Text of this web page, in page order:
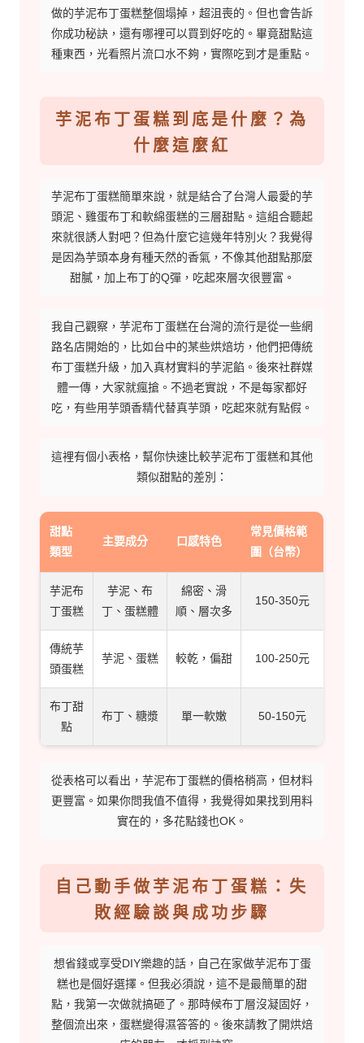
做的芋泥布丁蛋糕整個塌掉，超沮喪的。但也會告訴
你成功秘訣，還有哪裡可以買到好吃的。畢竟甜點這
種東西，光看照片流口水不夠，實際吃到才是重點。
芋泥布丁蛋糕到底是什麼？為
什麼這麼紅
芋泥布丁蛋糕簡單來說，就是結合了台灣人最愛的芋
頭泥、雞蛋布丁和軟綿蛋糕的三層甜點。這組合聽起
來就很誘人對吧？但為什麼它這幾年特別火？我覺得
是因為芋頭本身有種天然的香氣，不像其他甜點那麼
甜膩，加上布丁的Q彈，吃起來層次很豐富。
我自己觀察，芋泥布丁蛋糕在台灣的流行是從一些網
路名店開始的，比如台中的某些烘焙坊，他們把傳統
布丁蛋糕升級，加入真材實料的芋泥餡。後來社群媒
體一傳，大家就瘋搶。不過老實說，不是每家都好
吃，有些用芋頭香精代替真芋頭，吃起來就有點假。
這裡有個小表格，幫你快速比較芋泥布丁蛋糕和其他
類似甜點的差別：
甜點
類型
主要成分 口感特色
常見價格範
圍（台幣）
芋泥布
丁蛋糕
芋泥、布
丁、蛋糕體
綿密、滑
順、層次多
150-350元
傳統芋
頭蛋糕
芋泥、蛋糕 較乾，偏甜 100-250元
布丁甜
點
布丁、糖漿 單一軟嫩 50-150元
從表格可以看出，芋泥布丁蛋糕的價格稍高，但材料
更豐富。如果你問我值不值得，我覺得如果找到用料
實在的，多花點錢也OK。
自己動手做芋泥布丁蛋糕：失
敗經驗談與成功步驟
想省錢或享受DIY樂趣的話，自己在家做芋泥布丁蛋
糕也是個好選擇。但我必須說，這不是最簡單的甜
點，我第一次做就搞砸了。那時候布丁層沒凝固好，
整個流出來，蛋糕變得濕答答的。後來請教了開烘焙